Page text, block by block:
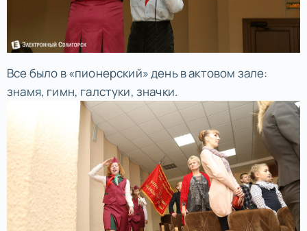
Все было в «пионерский» день в актовом зале:
знамя, гимн, галстуки, значки.